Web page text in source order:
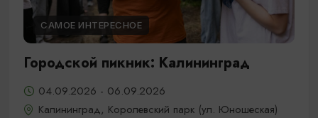
САМОЕ ИНТЕРЕСНОЕ
Городской пикник: Калининград
04.09.2026 - 06.09.2026
Калининград, Королевский парк (ул. Юношеская)